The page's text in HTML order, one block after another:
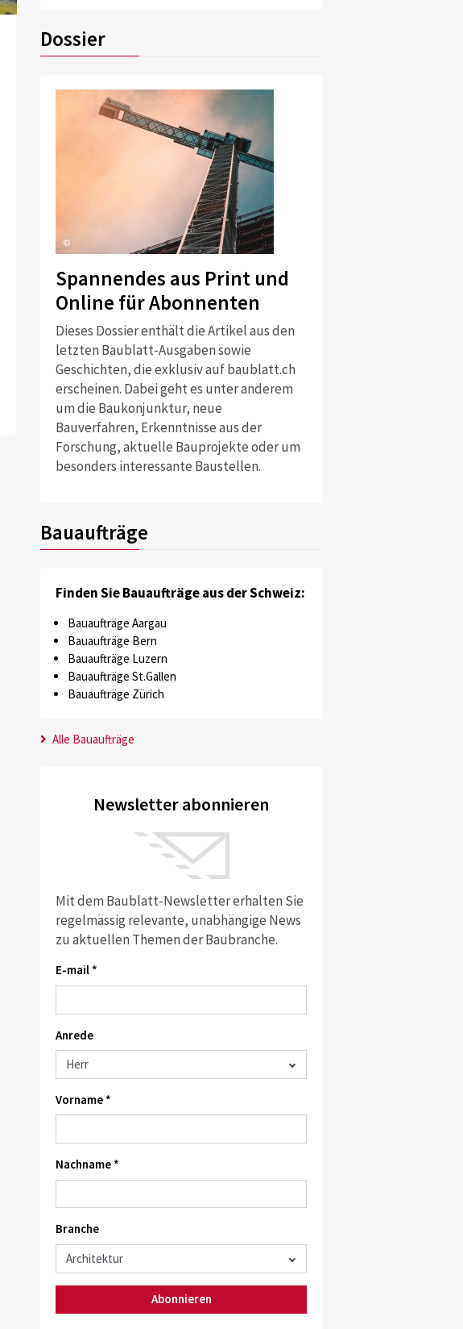
Dossier
©
Spannendes aus Print und
Online für Abonnenten
Dieses Dossier enthält die Artikel aus den
letzten Baublatt-Ausgaben sowie
Geschichten, die exklusiv auf baublatt.ch
erscheinen. Dabei geht es unter anderem
um die Baukonjunktur, neue
Bauverfahren, Erkenntnisse aus der
Forschung, aktuelle Bauprojekte oder um
besonders interessante Baustellen.
Bauaufträge
Finden Sie Bauaufträge aus der Schweiz:
Bauaufträge Aargau
Bauaufträge Bern
Bauaufträge Luzern
Bauaufträge St.Gallen
Bauaufträge Zürich
Alle Bauaufträge
Newsletter abonnieren
Mit dem Baublatt-Newsletter erhalten Sie
regelmässig relevante, unabhängige News
zu aktuellen Themen der Baubranche.
E-mail *
Anrede
Vorname *
Nachname *
Branche
Abonnieren